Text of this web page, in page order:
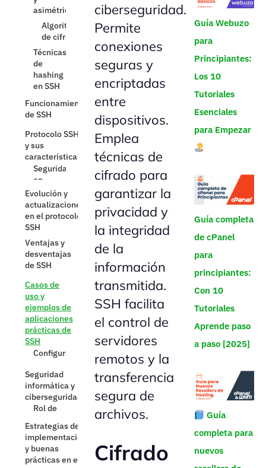
Protocolo SSH
características
Evolución y
actualizaciones
en el protocolo
SSH
Ventajas y
desventajas
de SSH
Casos de
uso y
ejemplos de
aplicaciones
SSH
Configuración
de
SSH
Transferencia
información
Seguridad
informática y
ciberseguridad
Rol de
SSH en la
de datos
Prevención
de accesos
autorizados
Mitigación de
vulnerabilidades
Estrategias de
implementación
y buenas
ciberseguridad.
Permite
conexiones
seguras y
encriptadas
entre
dispositivos.
Emplea
técnicas de
cifrado para
garantizar la
privacidad y
la integridad
de la
información
transmitida.
SSH facilita
el control de
servidores
remotos y la
transferencia
segura de
archivos.
Cifrado
Guía Webuzo
para
Principiantes:
Los 10
Tutoriales
Esenciales
para Empezar
Guía completa
de cPanel
para
principiantes:
Con 10
Tutoriales
Aprende paso
a paso [2025]
Guía
completa para
nuevos